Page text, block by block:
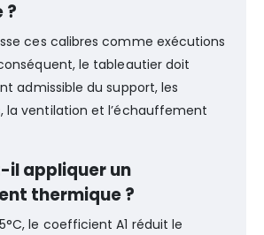
?
ces calibres comme exécutions
le tableautier doit
admissible du support, les
la ventilation et l’échauffement
il appliquer un
thermique ?
le coefficient A1 réduit le